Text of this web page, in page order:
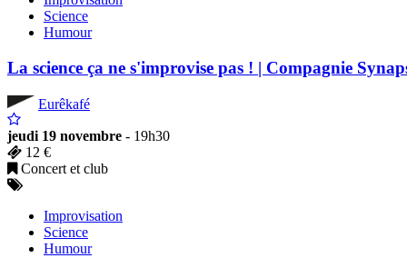
Science
Humour
La science ça ne s'improvise pas ! | Compagnie
Eurêkafé
jeudi 19 novembre - 19h30
12 €
Concert et club
Improvisation
Science
Humour